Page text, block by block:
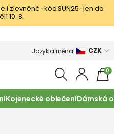
i zlevněné · kód SUN25 · jen do
10. 8.
Jazyk a měna CZK
0
Kojenecké oblečeníDámská